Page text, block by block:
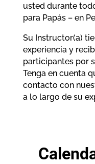
usted durante
para Papás – en
Su Instructor(a)
experiencia y
participantes por
Tenga en cuenta
contacto con
a lo largo de su